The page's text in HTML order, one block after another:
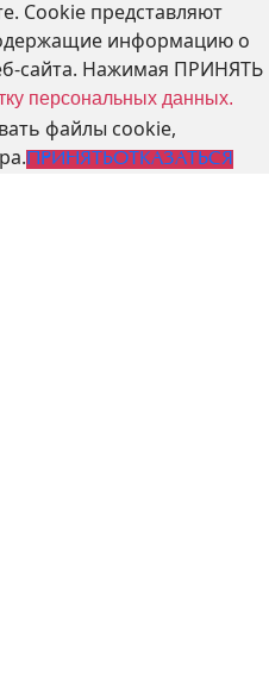
Cookie представляют
информацию о
сайта. Нажимая ПРИНЯТЬ
персональных данных.
файлы cookie,
ПРИНЯТЬОТКАЗАТЬСЯ